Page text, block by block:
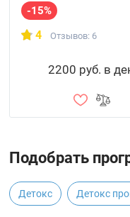
-15%
4 Отзывов: 6
2200 руб. в
Подобрать
Детокс Детокс